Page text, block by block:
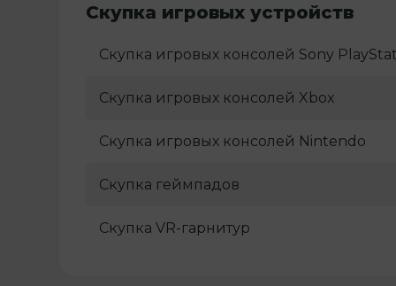
Скупка игровых устройств
Скупка игровых консолей Sony
Скупка игровых консолей Xbox
Скупка игровых консолей Nintendo
Скупка геймпадов
Скупка VR-гарнитур